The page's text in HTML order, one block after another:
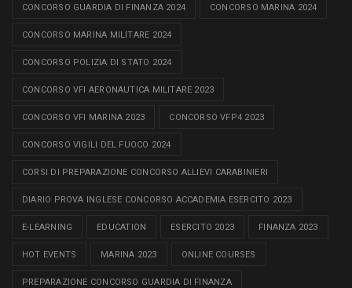
CONCORSO GUARDIA DI FINANZA 2024 CONCORSO MARINA 2024
CONCORSO MARINA MILITARE 2024
CONCORSO POLIZIA DI STATO 2024
CONCORSO VFI AERONAUTICA MILITARE 2023
CONCORSO VFI MARINA 2023 CONCORSO VFP4 2023
CONCORSO VIGILI DEL FUOCO 2024
CORSI DI PREPARAZIONE CONCORSO ALLIEVI CARABINIERI
DIARIO PROVA INGLESE CONCORSO ACCADEMIA ESERCITO 2023
E-LEARNING EDUCATION ESERCITO 2023 FINANZA 2023
HOT EVENTS MARINA 2023 ONLINE COURSES
PREPARAZIONE CONCORSO GUARDIA DI FINANZA